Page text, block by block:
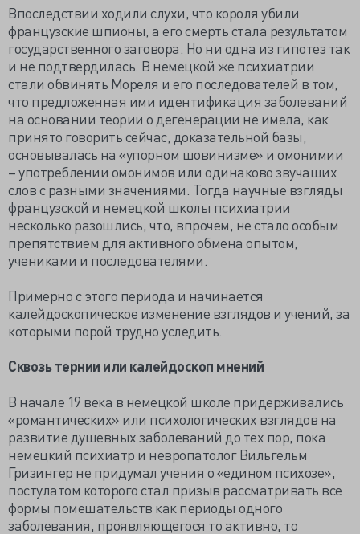
Впоследствии ходили слухи, что короля убили
французские шпионы, а его смерть стала результатом
государственного заговора. Но ни одна из гипотез так
и не подтвердилась. В немецкой же психиатрии
стали обвинять Мореля и его последователей в том,
что предложенная ими идентификация заболеваний
на основании теории о дегенерации не имела, как
принято говорить сейчас, доказательной базы,
основывалась на «упорном шовинизме» и омонимии
– употреблении омонимов или одинаково звучащих
слов с разными значениями. Тогда научные взгляды
французской и немецкой школы психиатрии
несколько разошлись, что, впрочем, не стало особым
препятствием для активного обмена опытом,
учениками и последователями.
Примерно с этого периода и начинается
калейдоскопическое изменение взглядов и учений, за
которыми порой трудно уследить.
Сквозь тернии или калейдоскоп мнений
В начале 19 века в немецкой школе придерживались
«романтических» или психологических взглядов на
развитие душевных заболеваний до тех пор, пока
немецкий психиатр и невропатолог Вильгельм
Гризингер не придумал учения о «едином психозе»,
постулатом которого стал призыв рассматривать все
формы помешательств как периоды одного
заболевания, проявляющегося то активно, то